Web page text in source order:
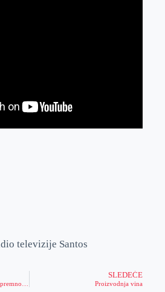
televizije Santos
SLEDEĆE
Proizvodnja vina